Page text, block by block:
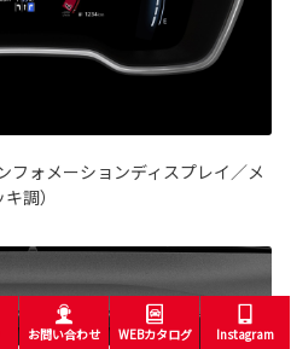
フォメーションディスプレイ／メ
調）
お問い合わせ WEBカタログ Instagram